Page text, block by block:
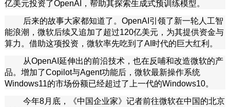
亿美元投资了OpenAI，帮助其探索生成式预训练模型。
后来的故事大家都知道了。OpenAI引领了新一轮人工智
能浪潮，微软后续又追加了超过120亿美元，为其提供资金与
算力。借助这项投资，微软率先吃到了AI时代的巨大红利。
从OpenAI延伸出的前沿技术，也在反哺和改造微软的产
品。增加了Copilot与Agent功能后，微软最新操作系统
Windows11的市场份额已经超过了上一代的Windows10。
今年8月底，《中国企业家》记者前往微软在中国的北京